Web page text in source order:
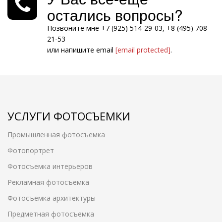
остались вопросы?
Позвоните мне +7 (925) 514-29-03, +8 (495) 708-
21-53
или напишите email [email protected].
УСЛУГИ ФОТОСЪЕМКИ
Промышленная фотосъемка
Фотопортрет
Фотосъемка интерьеров
Рекламная фотосъемка
Фотосъемка архитектуры
Предметная фотосъемка